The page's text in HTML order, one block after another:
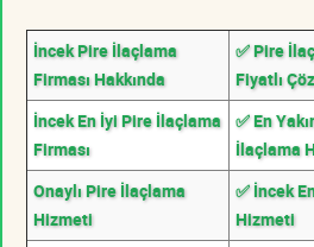
İncek Pire İlaçlama
Firması Hakkında
✅ Pire
Fiyatlı
İncek En İyi Pire İlaçlama
Firması
✅ En
İlaçlama
Onaylı Pire İlaçlama
Hizmeti
✅ İncek
Hizmeti